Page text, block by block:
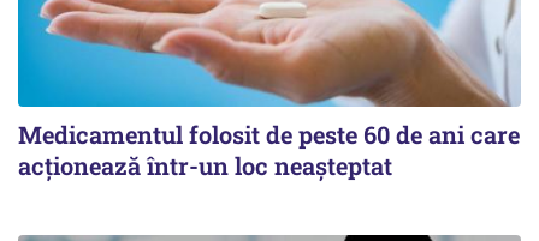
Medicamentul folosit de peste 60 de ani care
acționează într-un loc neașteptat